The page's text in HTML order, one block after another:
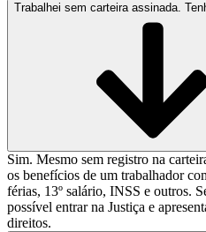
Trabalhei sem carteira assinada.
Sim. Mesmo sem registro na
os benefícios de um trabalhador
férias, 13º salário, INSS e outros.
possível entrar na Justiça e
direitos.